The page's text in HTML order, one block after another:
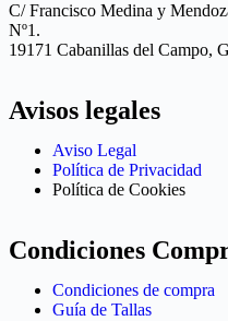
C/ Francisco Medina y
Nº1.
19171 Cabanillas del Campo,
Avisos legales
Aviso Legal
Política de Privacidad
Política de Cookies
Condiciones
Condiciones de compra
Guía de Tallas